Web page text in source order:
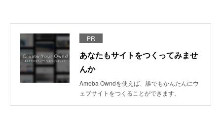
PR
あなたもサイトをつくってみませ
んか
Ameba Owndを使えば、誰でもかんたんにウ
ェブサイトをつくることができます。